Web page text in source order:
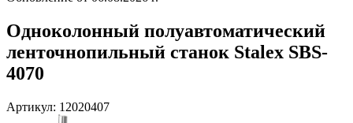
Одноколонный полуавтоматический
ленточнопильный станок Stalex SBS-
4070
Артикул: 12020407